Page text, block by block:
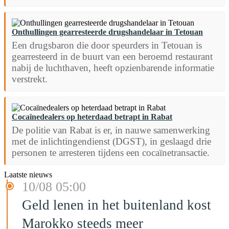
Onthullingen gearresteerde drugshandelaar in Tetouan
Een drugsbaron die door speurders in Tetouan is
gearresteerd in de buurt van een beroemd restaurant
nabij de luchthaven, heeft opzienbarende informatie
verstrekt.
Cocaïnedealers op heterdaad betrapt in Rabat
De politie van Rabat is er, in nauwe samenwerking
met de inlichtingendienst (DGST), in geslaagd drie
personen te arresteren tijdens een cocaïnetransactie.
Laatste nieuws
10/08 05:00
Geld lenen in het buitenland kost
Marokko steeds meer